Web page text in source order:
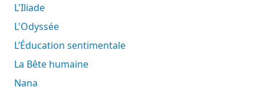
L'Iliade
L'Odyssée
L’Éducation sentimentale
La Bête humaine
Nana